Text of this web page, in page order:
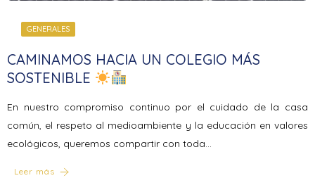
GENERALES
CAMINAMOS HACIA UN COLEGIO MÁS
SOSTENIBLE
En nuestro compromiso continuo por el cuidado de la casa
común, el respeto al medioambiente y la educación en valores
ecológicos, queremos compartir con toda…
Leer más